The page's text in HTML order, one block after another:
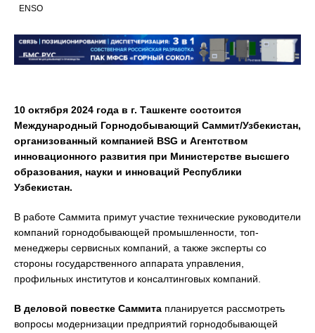
ENSO
10 октября 2024 года в г. Ташкенте состоится
Международный Горнодобывающий Саммит/Узбекистан,
организованный компанией BSG и Агентством
инновационного развития при Министерстве высшего
образования, науки и инноваций Республики
Узбекистан.
В работе Саммита примут участие технические руководители
компаний горнодобывающей промышленности, топ-
менеджеры сервисных компаний, а также эксперты со
стороны государственного аппарата управления,
профильных институтов и консалтинговых компаний.
В деловой повестке Саммита планируется рассмотреть
вопросы модернизации предприятий горнодобывающей